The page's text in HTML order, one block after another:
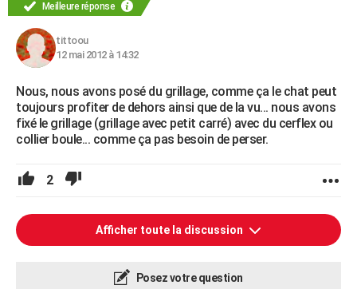
Meilleure réponse
tittoou
12 mai 2012 à 14:32
Nous, nous avons posé du grillage, comme ça le chat peut
toujours profiter de dehors ainsi que de la vu... nous avons
fixé le grillage (grillage avec petit carré) avec du cerflex ou
collier boule... comme ça pas besoin de perser.
2
Afficher toute la discussion
Posez votre question